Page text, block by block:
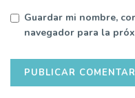
Guardar mi nombre,
navegador para la